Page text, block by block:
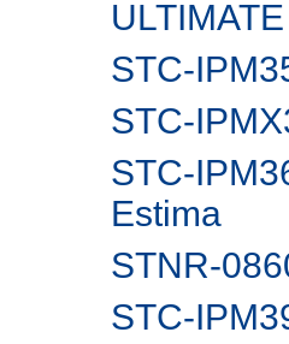
ULTIMATE
STC-
STC-
STC-
Estima
STNR-
STC-